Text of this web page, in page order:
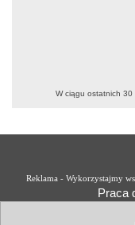
W ciągu ostatnich 30
Reklama - Wykorzystajmy
Praca